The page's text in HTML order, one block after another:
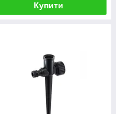
залежності від
Купити